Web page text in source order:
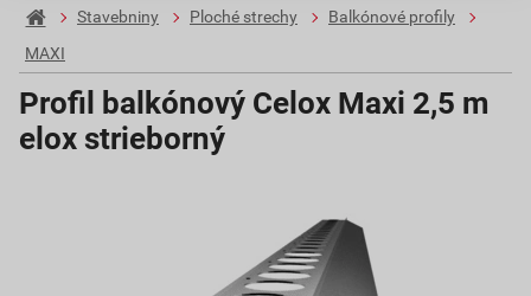
Stavebniny Ploché strechy
Balkónové profily
MAXI
Profil balkónový Celox Maxi 2,5 m
elox strieborný